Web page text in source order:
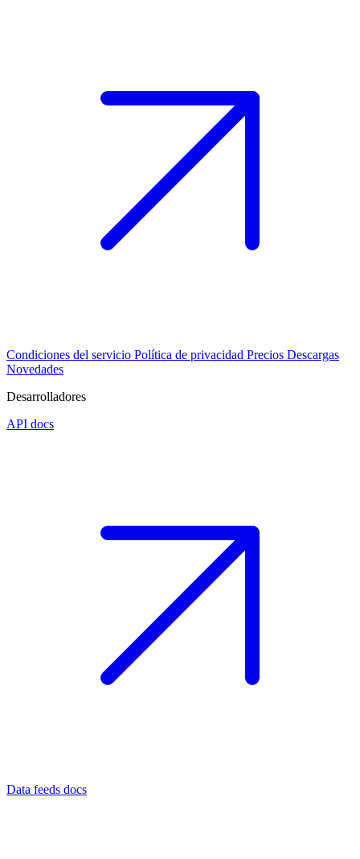
Condiciones del servicio Política de privacidad Precios Descargas
Novedades
Desarrolladores
API docs
Data feeds docs